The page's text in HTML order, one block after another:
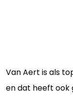
Van Aert is als
en dat heeft ook